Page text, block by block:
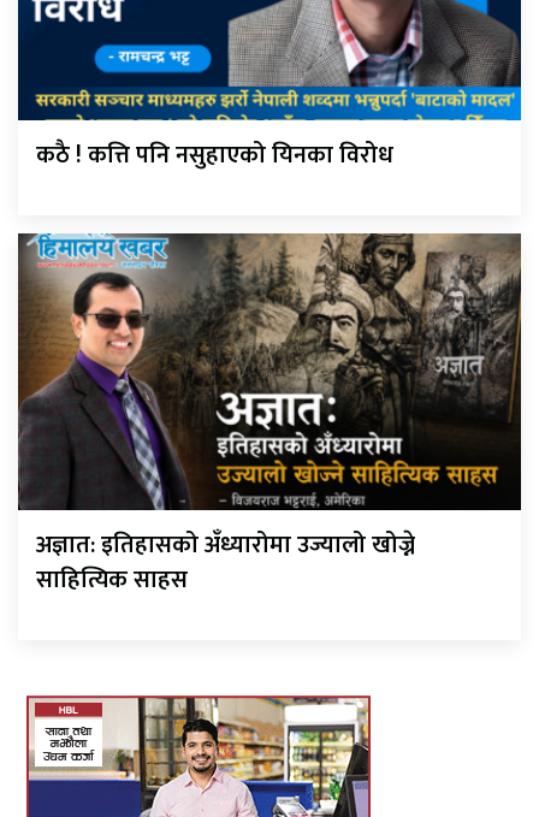
कठै ! कत्ति पनि नसुहाएको यिनका विरोध
अज्ञात: इतिहासको अँध्यारोमा उज्यालो खोज्ने
साहित्यिक साहस